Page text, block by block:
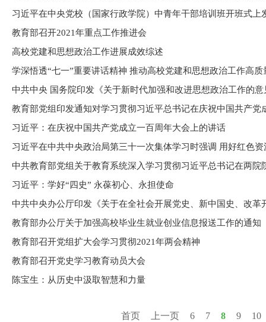
习近平在中央党校（国家行政学院）中青年干部培训班开班式上
教育部召开2021年重点工作推进会
高校党建和思想政治工作进展成效综述
学深悟透“七一”重要讲话精神 推动高校党建和思想政治工作高质
中共中央 国务院印发《关于新时代加强和改进思想政治工作的意
习近平：在庆祝中国共产党成立一百周年大会上的讲话
习近平：学好“四史” 永葆初心、永担使命
教育部办公厅关于加强高校毕业生就业创业信息报送工作的通知
教育部召开党组扩大会学习贯彻2021年两会精神
教育部召开党史学习教育动员大会
陈宝生：从历史中汲取智慧和力量
首页 上一页 6 7 8 9 10